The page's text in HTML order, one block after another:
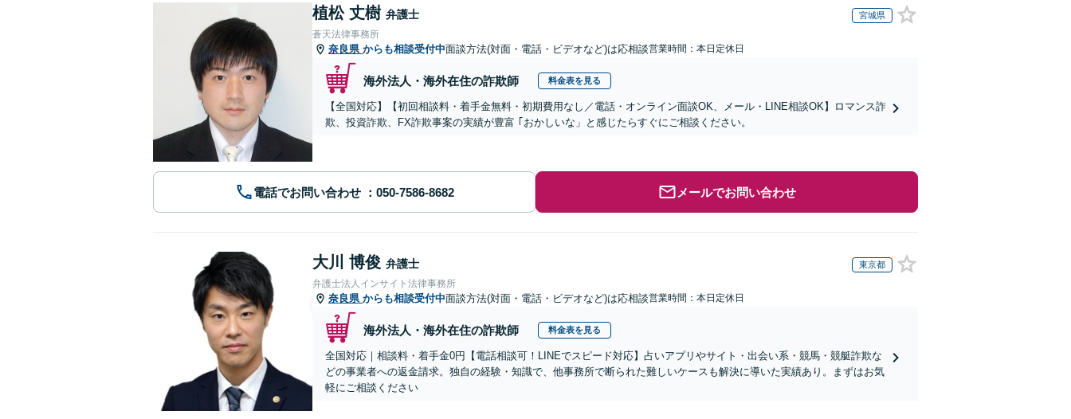
植松 丈樹 弁護士 宮城県
蒼天法律事務所
奈良県 からも相談受付中面談方法(対面・電話・ビデオなど)は応相談営業時間：本日定休日
海外法人・海外在住の詐欺師 料金表を見る
【全国対応】【初回相談料・着手金無料・初期費用なし／電話・オンライン面談OK、メール・LINE相談OK】ロマンス詐
欺、投資詐欺、FX詐欺事案の実績が豊富 ｢おかしいな」と感じたらすぐにご相談ください。
電話でお問い合わせ メールでお問い合わせ
大川 博俊 弁護士 東京都
弁護士法人インサイト法律事務所
奈良県 からも相談受付中面談方法(対面・電話・ビデオなど)は応相談営業時間：本日定休日
海外法人・海外在住の詐欺師 料金表を見る
全国対応｜相談料・着手金0円【電話相談可！LINEでスピード対応】占いアプリやサイト・出会い系・競馬・競艇詐欺な
どの事業者への返金請求。独自の経験・知識で、他事務所で断られた難しいケースも解決に導いた実績あり。まずはお気
軽にご相談ください